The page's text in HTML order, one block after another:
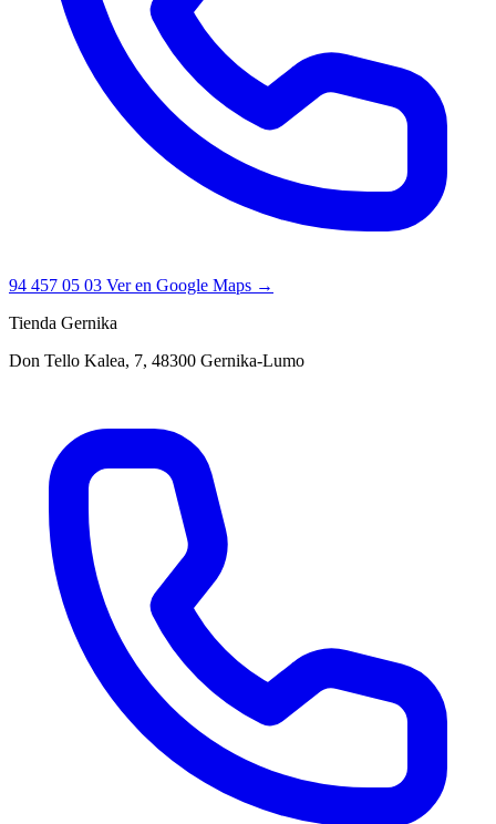
94 457 05 03 Ver en Google Maps →
Tienda Gernika
Don Tello Kalea, 7, 48300 Gernika-Lumo